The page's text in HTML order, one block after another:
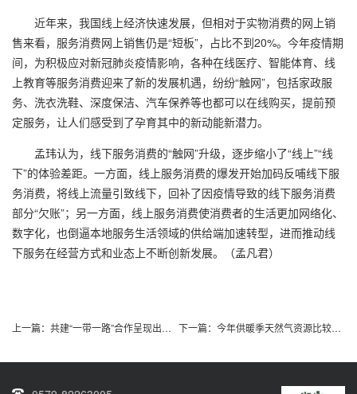
近年来，我国线上经济快速发展，但相对于实物消费的网上销
售来看，服务消费网上销售仍是“短板”，占比不到20%。今年疫情期
间，为积极应对新冠肺炎疫情影响，各种在线医疗、智能体育、线
上教育等服务消费迎来了新的发展机遇，纷纷“触网”，包括家政服
务、洗衣洗鞋、深度保洁、汽车保养等也都可以在线购买，提前预
定服务，让人们感受到了孕育其中的新动能新潜力。
孟玮认为，线下服务消费的“触网”升级，逐步缩小了“线上”“线
下”的体验差距。一方面，线上服务消费的爆发开始加码反哺线下服
务消费，将线上流量引致线下，回补了因疫情导致的线下服务消费
部分“欠账”；另一方面，线上服务消费使消费者的生活更加网络化、
数字化，也倒逼本地服务生活领域的供给端加速转型，进而推动线
下服务在经营方式和业态上不断创新发展。（孟凡君）
上一篇： 共建“一带一路”合作呈现出十足韧性 下一篇： 今年供暖季天然气资源比较充足